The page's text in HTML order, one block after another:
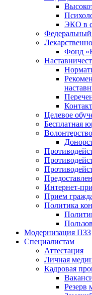
ЭКО в
Федеральный
Фонд
Целевое
Бесплатная
Волонтерство
Интернет-
Прием
Политика
Модернизация ПЗЗ
Специалистам
Аттестация
Личная
Кадровая
Резерв